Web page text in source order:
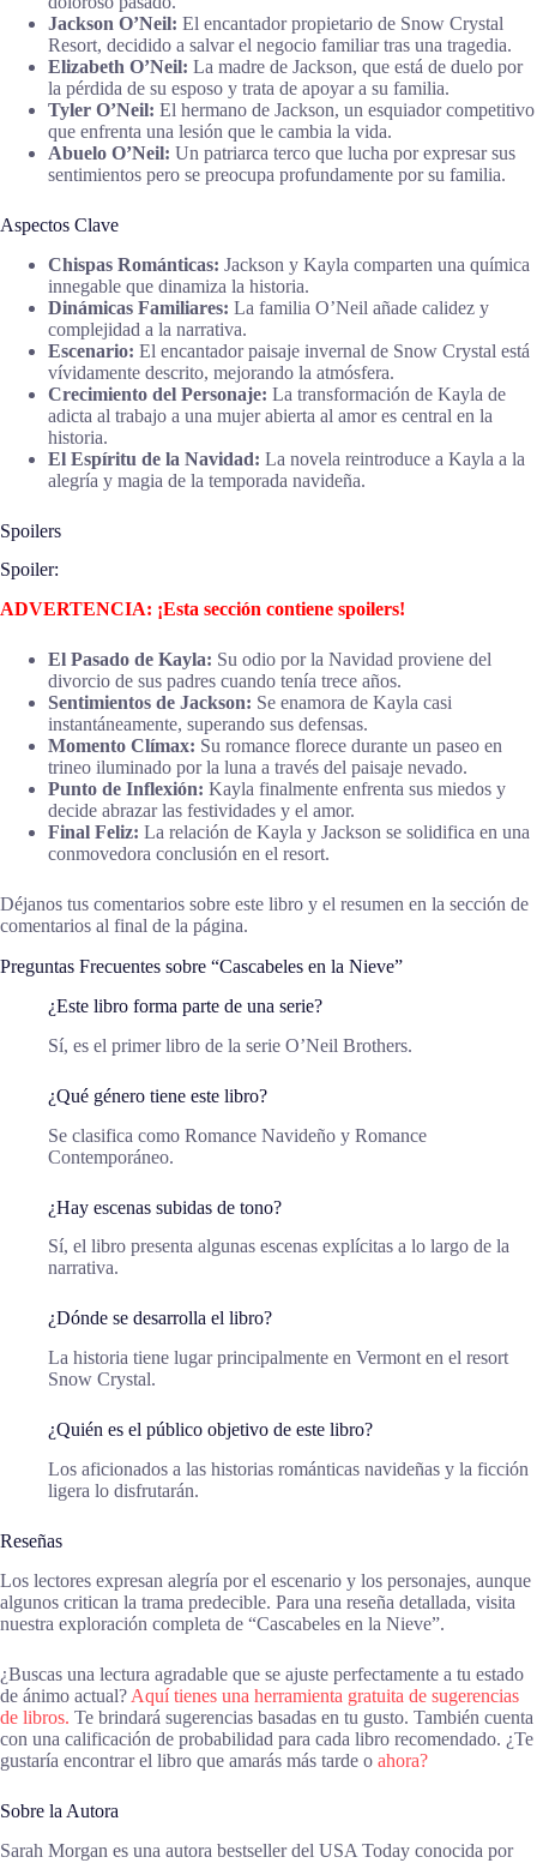
Jackson O’Neil: El encantador propietario de Snow Crystal
Resort, decidido a salvar el negocio familiar tras una tragedia.
Elizabeth O’Neil: La madre de Jackson, que está de duelo por
la pérdida de su esposo y trata de apoyar a su familia.
Tyler O’Neil: El hermano de Jackson, un esquiador competitivo
que enfrenta una lesión que le cambia la vida.
Abuelo O’Neil: Un patriarca terco que lucha por expresar sus
sentimientos pero se preocupa profundamente por su familia.
Aspectos Clave
Chispas Románticas: Jackson y Kayla comparten una química
innegable que dinamiza la historia.
Dinámicas Familiares: La familia O’Neil añade calidez y
complejidad a la narrativa.
Escenario: El encantador paisaje invernal de Snow Crystal está
vívidamente descrito, mejorando la atmósfera.
Crecimiento del Personaje: La transformación de Kayla de
adicta al trabajo a una mujer abierta al amor es central en la
historia.
El Espíritu de la Navidad: La novela reintroduce a Kayla a la
alegría y magia de la temporada navideña.
Spoilers
Spoiler:
ADVERTENCIA: ¡Esta sección contiene spoilers!
El Pasado de Kayla: Su odio por la Navidad proviene del
divorcio de sus padres cuando tenía trece años.
Sentimientos de Jackson: Se enamora de Kayla casi
instantáneamente, superando sus defensas.
Momento Clímax: Su romance florece durante un paseo en
trineo iluminado por la luna a través del paisaje nevado.
Punto de Inflexión: Kayla finalmente enfrenta sus miedos y
decide abrazar las festividades y el amor.
Final Feliz: La relación de Kayla y Jackson se solidifica en una
conmovedora conclusión en el resort.
Déjanos tus comentarios sobre este libro y el resumen en la sección de
comentarios al final de la página.
Preguntas Frecuentes sobre “Cascabeles en la Nieve”
¿Este libro forma parte de una serie?
Sí, es el primer libro de la serie O’Neil Brothers.
¿Qué género tiene este libro?
Se clasifica como Romance Navideño y Romance
Contemporáneo.
¿Hay escenas subidas de tono?
Sí, el libro presenta algunas escenas explícitas a lo largo de la
narrativa.
¿Dónde se desarrolla el libro?
La historia tiene lugar principalmente en Vermont en el resort
Snow Crystal.
¿Quién es el público objetivo de este libro?
Los aficionados a las historias románticas navideñas y la ficción
ligera lo disfrutarán.
Reseñas
Los lectores expresan alegría por el escenario y los personajes, aunque
algunos critican la trama predecible. Para una reseña detallada, visita
nuestra exploración completa de “Cascabeles en la Nieve”.
¿Buscas una lectura agradable que se ajuste perfectamente a tu estado
de ánimo actual? Aquí tienes una herramienta gratuita de sugerencias
de libros. Te brindará sugerencias basadas en tu gusto. También cuenta
con una calificación de probabilidad para cada libro recomendado. ¿Te
gustaría encontrar el libro que amarás más tarde o ahora?
Sobre la Autora
Sarah Morgan es una autora bestseller del USA Today conocida por